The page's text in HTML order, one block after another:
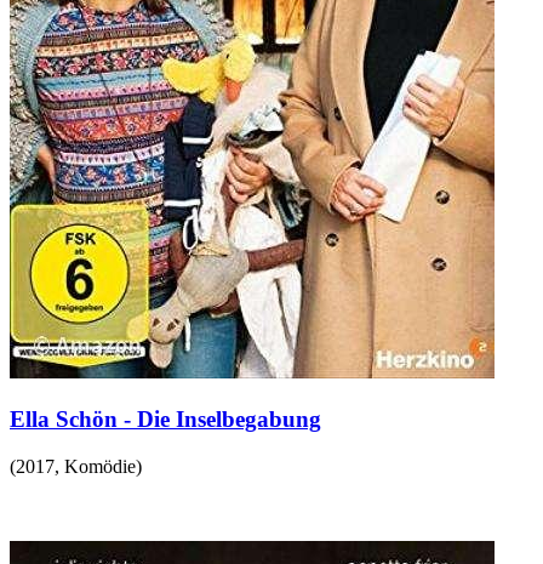
Ella Schön - Die Inselbegabung
(2017, Komödie)